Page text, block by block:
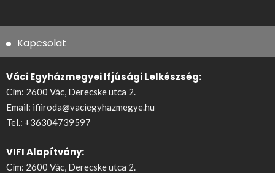
Kapcsolat
Váci Egyházmegyei Ifjúsági Lelkészség:
Cím: 2600 Vác, Derecske utca 2.
Email: ifiiroda@vaciegyhazmegye.hu
Tel.: +36304739597
VIFI Alapítvány:
Cím: 2600 Vác, Derecske utca 2.